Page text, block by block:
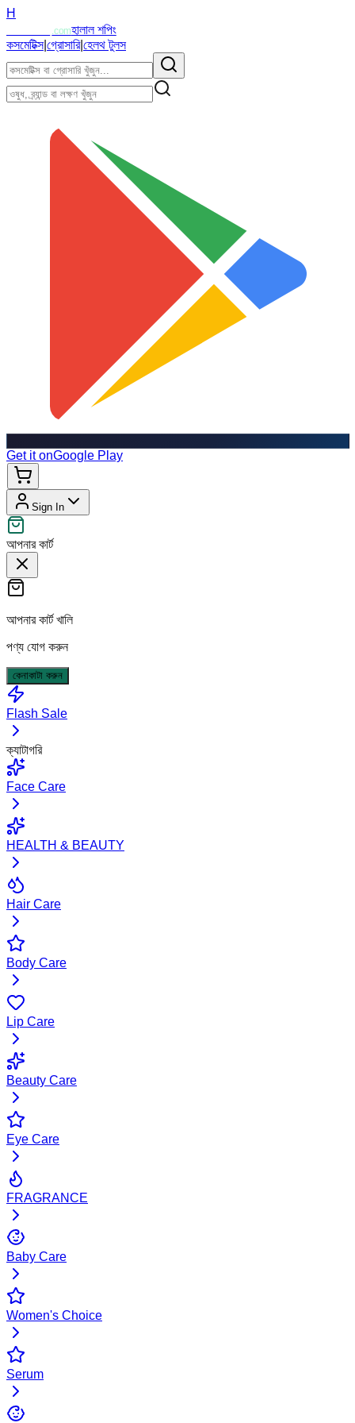
H
.comহালাল শপিং
কসমেটিক্স|গ্রোসারি|হেলথ টুলস
Get it onGoogle Play
Sign In
আপনার কার্ট
আপনার কার্ট খালি
পণ্য যোগ করুন
কেনাকাটা করুন
Flash Sale
ক্যাটাগরি
Face Care
HEALTH & BEAUTY
Hair Care
Body Care
Lip Care
Beauty Care
Eye Care
FRAGRANCE
Baby Care
Women's Choice
Serum